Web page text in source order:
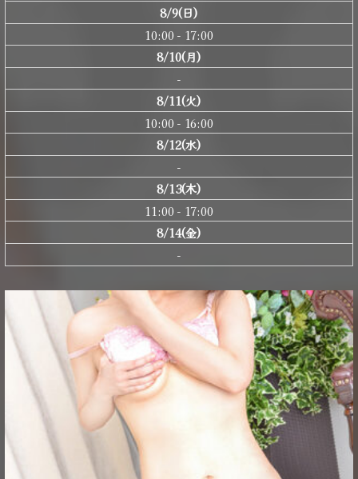
8/9(日)
10:00 - 17:00
8/10(月)
-
8/11(火)
10:00 - 16:00
8/12(水)
-
8/13(木)
11:00 - 17:00
8/14(金)
-